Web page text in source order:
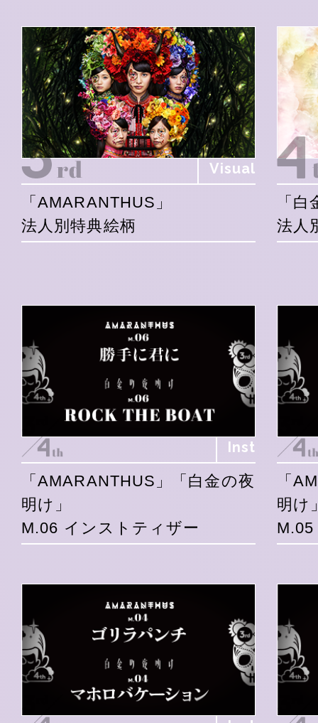
Visual
「AMARANTHUS」
法人別特典絵柄
「
法人
Inst
「AMARANTHUS」「白金の夜
明け」
M.06 インストティザー
「
明け